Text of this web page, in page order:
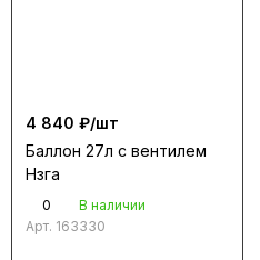
4 840 ₽/шт
Баллон 27л с вентилем
Нзга
0
В наличии
Арт. 163330